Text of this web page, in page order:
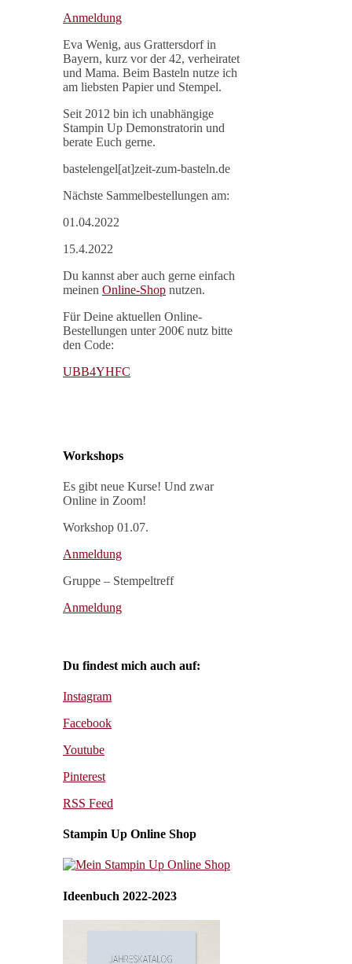
Anmeldung
Eva Wenig, aus Grattersdorf in
Bayern, kurz vor der 42, verheiratet
und Mama. Beim Basteln nutze ich
am liebsten Papier und Stempel.
Seit 2012 bin ich unabhängige
Stampin Up Demonstratorin und
berate Euch gerne.
bastelengel[at]zeit-zum-basteln.de
Nächste Sammelbestellungen am:
01.04.2022
15.4.2022
Du kannst aber auch gerne einfach
meinen Online-Shop nutzen.
Für Deine aktuellen Online-
Bestellungen unter 200€ nutz bitte
den Code:
UBB4YHFC
Workshops
Es gibt neue Kurse! Und zwar
Online in Zoom!
Workshop 01.07.
Anmeldung
Gruppe – Stempeltreff
Anmeldung
Du findest mich auch auf:
Instagram
Facebook
Youtube
Pinterest
RSS Feed
Stampin Up Online Shop
Ideenbuch 2022-2023